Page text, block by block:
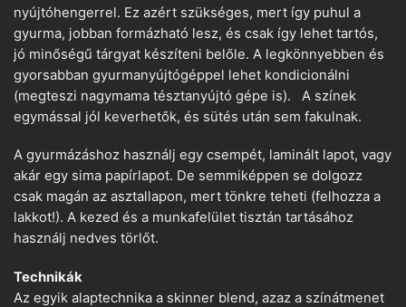
nyújtóhengerrel. Ez azért szükséges, mert így puhul a
gyurma, jobban formázható lesz, és csak így lehet tartós,
jó minőségű tárgyat készíteni belőle. A legkönnyebben és
gyorsabban gyurmanyújtógéppel lehet kondicionálni
(megteszi nagymama tésztanyújtó gépe is). A színek
egymással jól keverhetők, és sütés után sem fakulnak.
A gyurmázáshoz használj egy csempét, laminált lapot, vagy
akár egy sima papírlapot. De semmiképpen se dolgozz
csak magán az asztallapon, mert tönkre teheti (felhozza a
lakkot!). A kezed és a munkafelület tisztán tartásához
használj nedves törlőt.
Technikák
Az egyik alaptechnika a skinner blend, azaz a színátmenet